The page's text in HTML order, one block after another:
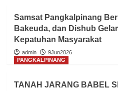
Samsat Pangkalpinang
Bakeuda, dan Dishub
Kepatuhan Masyarakat
admin
9Jun2026
PANGKALPINANG
TANAH JARANG BABEL